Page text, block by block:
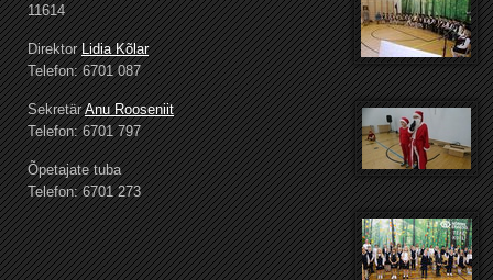
11614
DirektorLidia Kõlar
Telefon: 6701 087
SekretärAnu Rooseniit
Telefon: 6701 797
Õpetajate tuba
Telefon: 6701 273